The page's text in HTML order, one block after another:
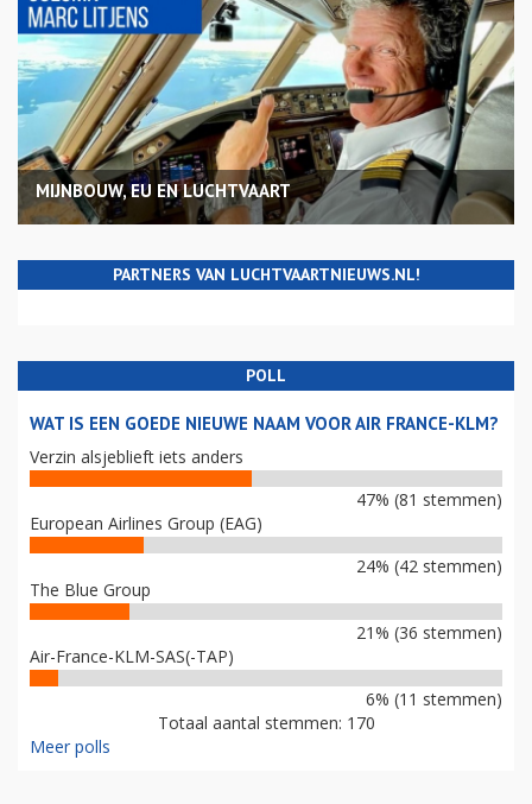
MIJNBOUW, EU EN LUCHTVAART
PARTNERS VAN LUCHTVAARTNIEUWS.NL!
POLL
WAT IS EEN GOEDE NIEUWE NAAM VOOR AIR FRANCE-KLM?
Verzin alsjeblieft iets anders
47% (81 stemmen)
European Airlines Group (EAG)
24% (42 stemmen)
The Blue Group
21% (36 stemmen)
Air-France-KLM-SAS(-TAP)
6% (11 stemmen)
Totaal aantal stemmen: 170
Meer polls